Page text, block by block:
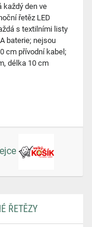
každý den ve
řetěz LED
s textilními listy
baterie; nejsou
cm přívodní kabel;
délka 10 cm
ŘETĚZY